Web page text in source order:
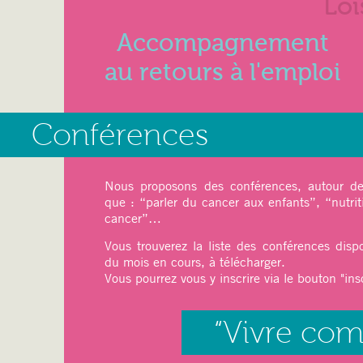
Juin 2025
Sport: pilâtes, Qi-Gong
Relaxation
: Sophrologie
Dessin, Peinture ( cet atelier est
Accompagnement
au retours à l'emploi
Conférences
Nous proposons des conférences, autour
que : “parler du cancer aux enfants”,
cancer”…
Vous trouverez la liste des conférences
du mois en cours, à télécharger.
Vous pourrez vous y inscrire via le bouton
“Vivre